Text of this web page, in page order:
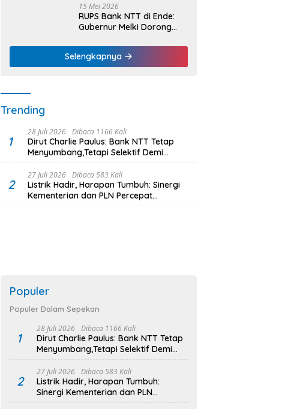
15 Mei 2026
RUPS Bank NTT di Ende:
Gubernur Melki Dorong
Penggerak UMKM
Selengkapnya
Trending
1
28 Juli 2026 Dibaca 1166 Kali
Dirut Charlie Paulus: Bank NTT Tetap
Menyumbang,Tetapi Selektif Demi
Kepentingan Masyarakat
2
27 Juli 2026 Dibaca 583 Kali
Listrik Hadir, Harapan Tumbuh: Sinergi
Kementerian dan PLN Percepat
Pembangunan Infrastruktur Desa
Populer
Populer Dalam Sepekan
1
28 Juli 2026 Dibaca 1166 Kali
Dirut Charlie Paulus: Bank NTT Tetap
Menyumbang,Tetapi Selektif Demi
Kepentingan Masyarakat
2
27 Juli 2026 Dibaca 583 Kali
Listrik Hadir, Harapan Tumbuh:
Sinergi Kementerian dan PLN
Percepat Pembangunan Infrastruktur